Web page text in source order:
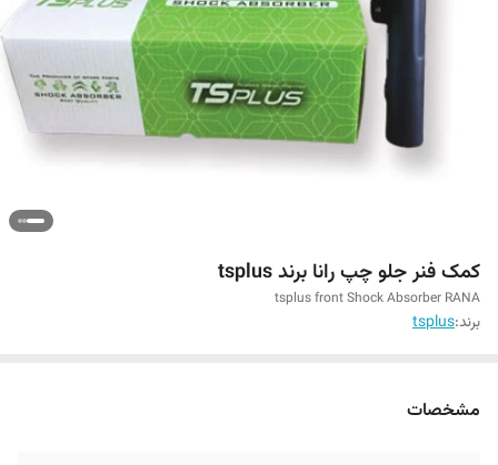
کمک فنر جلو چپ رانا برند tsplus
tsplus front Shock Absorber RANA
برند:tsplus
مشخصات